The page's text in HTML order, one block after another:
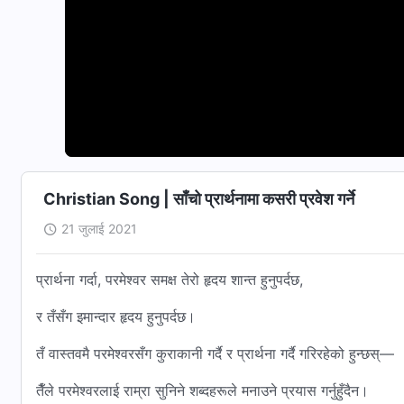
Christian Song | साँचो प्रार्थनामा कसरी प्रवेश गर्ने
21 जुलाई 2021
प्रार्थना गर्दा, परमेश्‍वर समक्ष तेरो हृदय शान्त हुनुपर्दछ,
र तँसँग इमान्दार हृदय हुनुपर्दछ।
तँ वास्तवमै परमेश्‍वरसँग कुराकानी गर्दै र प्रार्थना गर्दै गरिरहेको हुन्छस्—
तैँले परमेश्‍वरलाई राम्रा सुनिने शब्दहरूले मनाउने प्रयास गर्नुहुँदैन।